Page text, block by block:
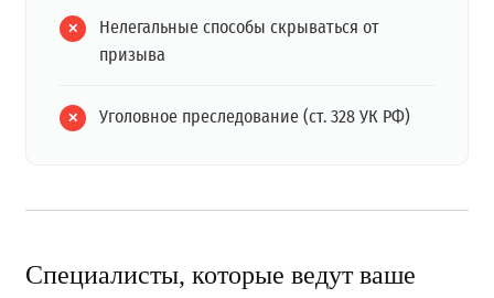
Нелегальные способы скрываться от
призыва
Уголовное преследование (ст. 328 УК РФ)
Специалисты, которые ведут ваше